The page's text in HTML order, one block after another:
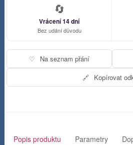
🔄
Vrácení 14 dní
Bez udání důvodu
♡ Na seznam přání
🔗 Kopírovat
Popis produktu Parametry